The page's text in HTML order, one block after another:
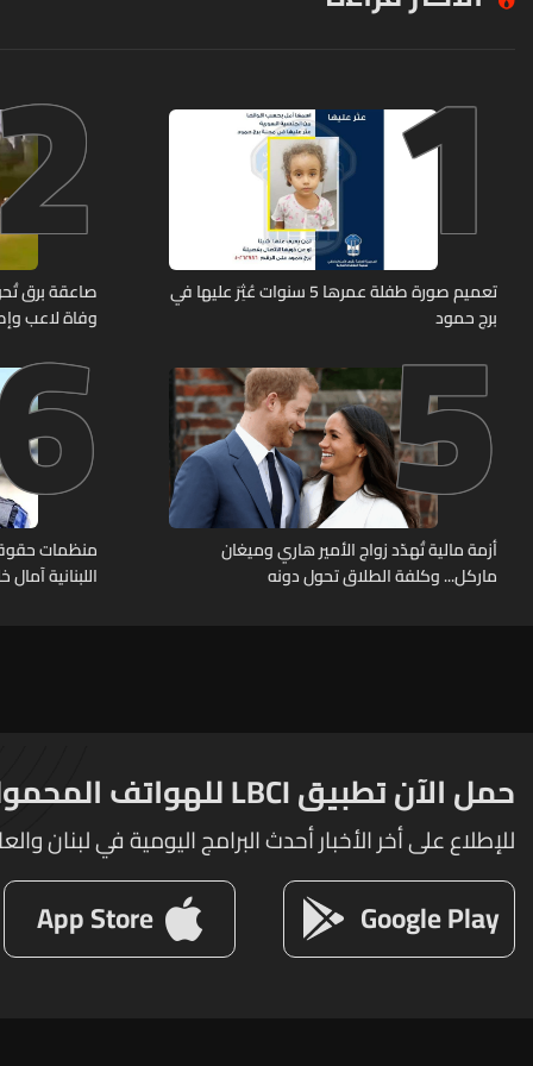
1
تعميم صورة طفلة عمرها 5 سنوات عُثِرَ عليها في
برج حمود
صاعقة برق
وفاة لاعب وإصابة
5
أزمة مالية تُهدّد زواج الأمير هاري وميغان
ماركل... وكلفة الطلاق تحول دونه
منظمات
اللبنانية
حمل الآن تطبيق LBCI للهواتف المحمولة
للإطلاع على أخر الأخبار أحدث البرامج اليومية في لبنان
Google Play
App Store